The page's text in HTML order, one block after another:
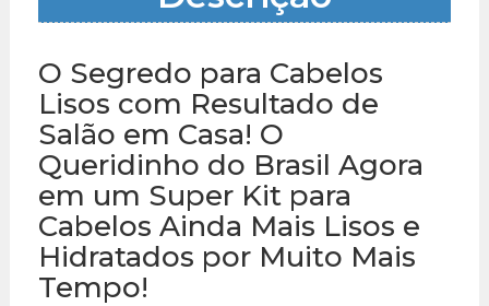
O Segredo para Cabelos
Lisos com Resultado de
Salão em Casa! O
Queridinho do Brasil Agora
em um Super Kit para
Cabelos Ainda Mais Lisos e
Hidratados por Muito Mais
Tempo!